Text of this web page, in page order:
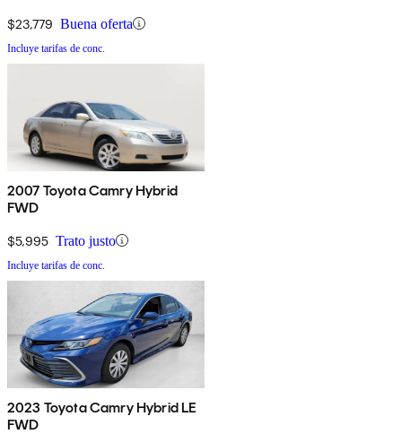
$23,779 Buena oferta
Incluye tarifas de conc.
2007 Toyota Camry Hybrid
FWD
$5,995 Trato justo
Incluye tarifas de conc.
2023 Toyota Camry Hybrid LE
FWD